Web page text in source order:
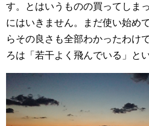
す。とはいうものの買ってしま
にはいきません。まだ使い始め
らその良さも全部わかったわけ
ろは「若干よく飛んでいる」と